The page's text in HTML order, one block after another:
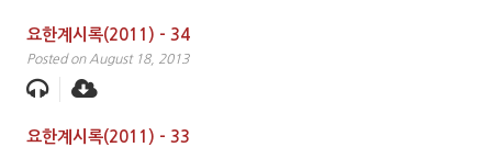
요한계시록(2011) – 34
Posted on August 18, 2013
요한계시록(2011) – 33